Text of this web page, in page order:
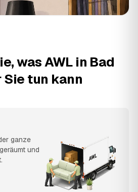
was AWL in Bad
tun kann
ganze
und